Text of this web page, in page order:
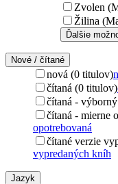
Zvolen
Žilina
Ďalšie
Nové / čítané
nová (0 titulov)
čítaná (0 titulov)
čítaná -
čítaná - mierne
opotrebovaná
čítané verzie
vypredaných kníh
Jazyk